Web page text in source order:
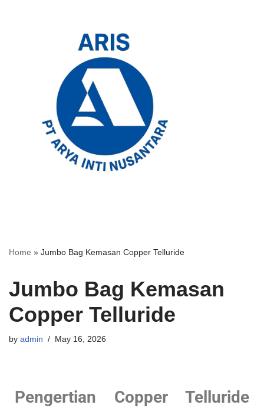
Home » Jumbo Bag Kemasan Copper Telluride
Jumbo Bag Kemasan
Copper Telluride
by admin May 16, 2026
Pengertian Copper Telluride